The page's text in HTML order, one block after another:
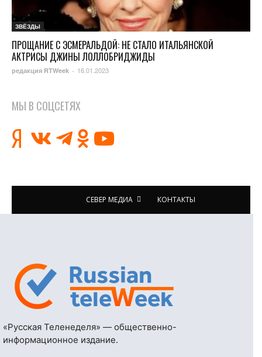
ЗВЁЗДЫ
ПРОЩАНИЕ С ЭСМЕРАЛЬДОЙ: НЕ СТАЛО ИТАЛЬЯНСКОЙ
АКТРИСЫ ДЖИНЫ ЛОЛЛОБРИДЖИДЫ
редакция RTWeek - 16.01.2023
МЫ В СОЦСЕТЯХ
СЕВЕР МЕДИА КОНТАКТЫ
«Русская Теленеделя» — общественно-
информационное издание.